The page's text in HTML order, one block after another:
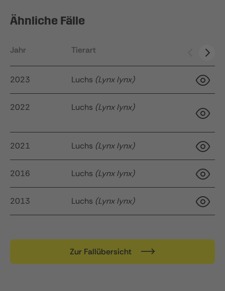
Ähnliche Fälle
Jahr Tierart
2023 Luchs (Lynx lynx)
2022 Luchs (Lynx lynx)
2021 Luchs (Lynx lynx)
2016 Luchs (Lynx lynx)
2013 Luchs (Lynx lynx)
Zur Fallübersicht